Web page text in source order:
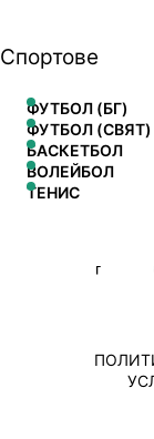
Спортове
ФУТБОЛ (БГ)
ФУТБОЛ (СВЯТ)
БАСКЕТБОЛ
ВОЛЕЙБОЛ
ТЕНИС